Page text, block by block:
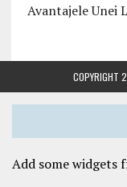
Avantajele Unei
COPYRIGHT
Add some widgets